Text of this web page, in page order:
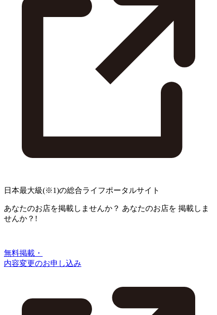
日本最大級(※1)の総合ライフポータルサイト
あなたのお店を掲載しませんか？ あなたのお店を 掲載しま
せんか？!
無料掲載・
内容変更のお申し込み